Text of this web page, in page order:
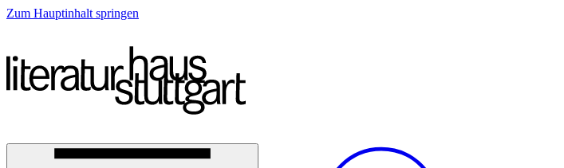
Zum Hauptinhalt springen